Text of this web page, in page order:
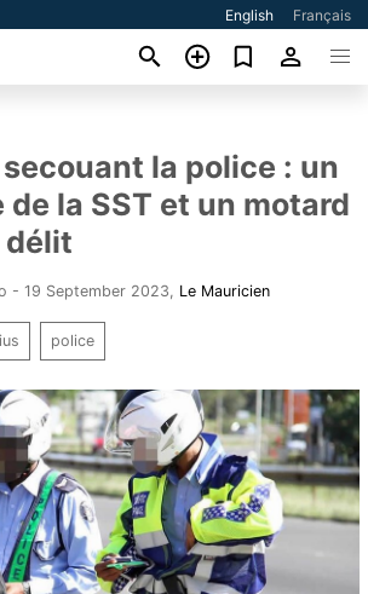
English Français
la police : un
de la SST et un motard
délit
- 19 September 2023 Le Mauricien
police